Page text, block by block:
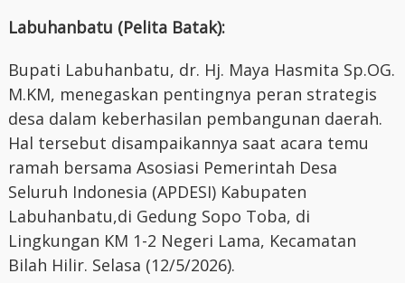
Labuhanbatu (Pelita Batak):
Bupati Labuhanbatu, dr. Hj. Maya Hasmita Sp.OG.
M.KM, menegaskan pentingnya peran strategis
desa dalam keberhasilan pembangunan daerah.
Hal tersebut disampaikannya saat acara temu
ramah bersama Asosiasi Pemerintah Desa
Seluruh Indonesia (APDESI) Kabupaten
Labuhanbatu,di Gedung Sopo Toba, di
Lingkungan KM 1-2 Negeri Lama, Kecamatan
Bilah Hilir. Selasa (12/5/2026).